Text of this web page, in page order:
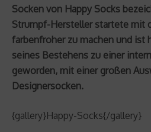
Socken von Happy Socks
Strumpf-Hersteller startete mit
farbenfroher zu machen und ist
seines Bestehens zu einer
geworden, mit einer großen
Designersocken.
{gallery}Happy-Socks{/gallery}